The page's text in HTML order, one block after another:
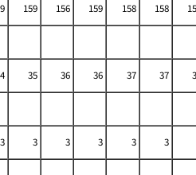
159 156 159 158 158
35 36 36 37 37
3 3 3 3 3
3